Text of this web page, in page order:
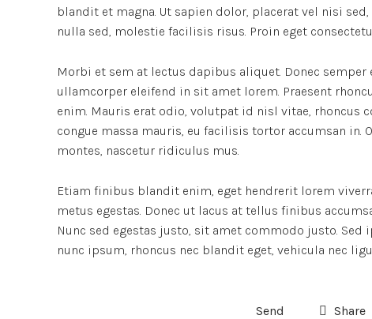
blandit et magna. Ut sapien dolor, placerat vel nisi
nulla sed, molestie facilisis risus. Proin eget
Morbi et sem at lectus dapibus aliquet. Donec
ullamcorper eleifend in sit amet lorem. Praesent
enim. Mauris erat odio, volutpat id nisl vitae, rhoncus
congue massa mauris, eu facilisis tortor accumsan
montes, nascetur ridiculus mus.
Etiam finibus blandit enim, eget hendrerit lorem
metus egestas. Donec ut lacus at tellus finibus
Nunc sed egestas justo, sit amet commodo justo.
nunc ipsum, rhoncus nec blandit eget, vehicula nec
Send Share